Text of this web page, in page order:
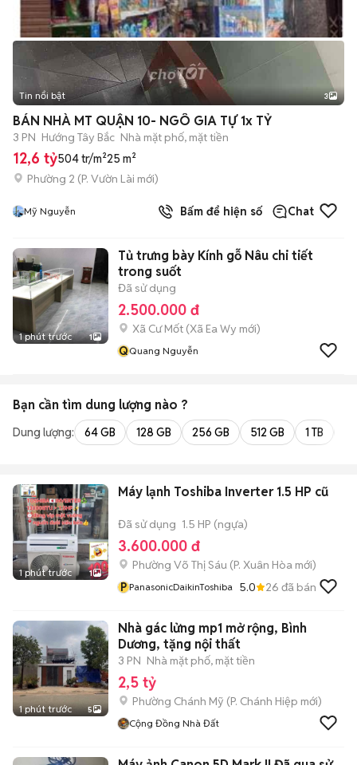
Tin nổi bật 3
BÁN NHÀ MT QUẬN 10- NGÔ GIA TỰ 1x TỶ
3 PN Hướng Tây Bắc Nhà mặt phố, mặt tiền
12,6 tỷ504 tr/m²25 m²
Phường 2 (P. Vườn Lài mới)
Mỹ Nguyễn Bấm để hiện số Chat
1 phút trước 1
Tủ trưng bày Kính gỗ Nâu chi tiết
trong suốt
Đã sử dụng
2.500.000 đ
Xã Cư Mốt (Xã Ea Wy mới)
QQuang Nguyễn
Bạn cần tìm dung lượng nào ?
Dung lượng: 64 GB 128 GB 256 GB 512 GB 1 TB
1 phút trước 1
Máy lạnh Toshiba Inverter 1.5 HP cũ
Đã sử dụng 1.5 HP (ngựa)
3.600.000 đ
Phường Võ Thị Sáu (P. Xuân Hòa mới)
P PanasonicDaikinToshiba 5.0 26 đã bán
1 phút trước 5
Nhà gác lửng mp1 mở rộng, Bình
Dương, tặng nội thất
3 PN Nhà mặt phố, mặt tiền
2,5 tỷ
Phường Chánh Mỹ (P. Chánh Hiệp mới)
Cộng Đồng Nhà Đất